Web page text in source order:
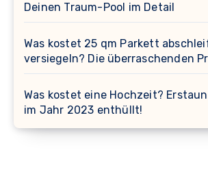
Deinen Traum-Pool im Detail
Was kostet 25 qm Parkett
versiegeln? Die überraschenden
Was kostet eine Hochzeit?
im Jahr 2023 enthüllt!